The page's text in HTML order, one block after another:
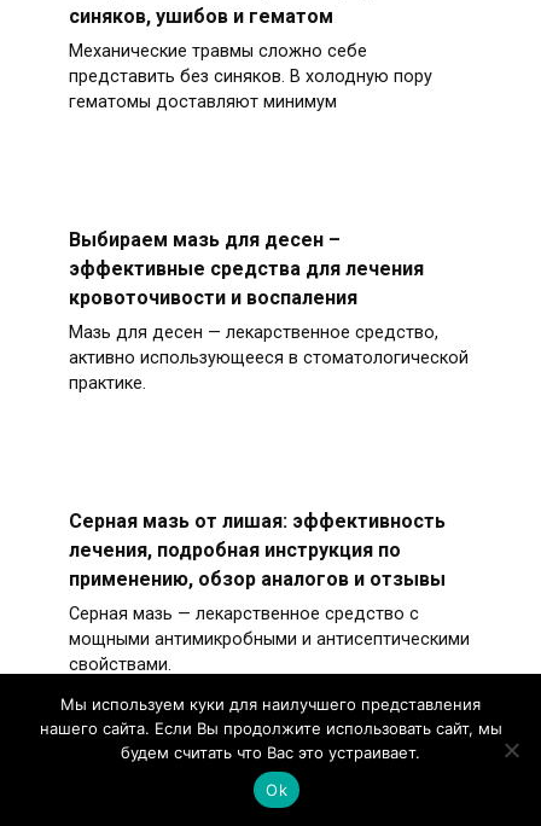
синяков, ушибов и гематом
Механические травмы сложно себе
представить без синяков. В холодную пору
гематомы доставляют минимум
Выбираем мазь для десен –
эффективные средства для лечения
кровоточивости и воспаления
Мазь для десен — лекарственное средство,
активно использующееся в стоматологической
практике.
Серная мазь от лишая: эффективность
лечения, подробная инструкция по
применению, обзор аналогов и отзывы
Серная мазь — лекарственное средство с
мощными антимикробными и антисептическими
свойствами.
Артрафик мазь – инструкция по
Мы используем куки для наилучшего представления
нашего сайта. Если Вы продолжите использовать сайт, мы
будем считать что Вас это устраивает.
Ok